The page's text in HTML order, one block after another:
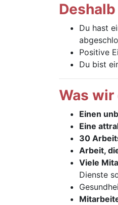
Du hast
Positive
Du bist
Was
Einen
Eine
30
Arbeit,
Viele
Dienste